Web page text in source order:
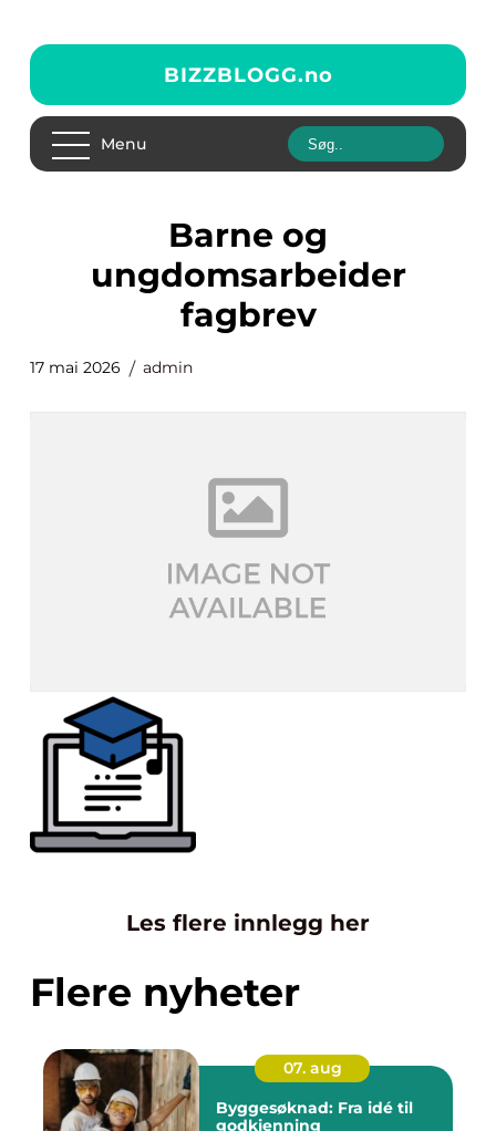
BIZZBLOGG.no
Menu
barne og
ungdomsarbeider
fagbrev
17 mai 2026 admin
Les flere innlegg her
Flere nyheter
07. aug
Byggesøknad: Fra idé til
godkjenning